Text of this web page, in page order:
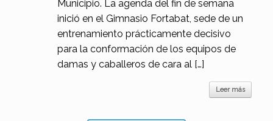
Municipio. La agenda del fin de semana
inició en el Gimnasio Fortabat, sede de un
entrenamiento prácticamente decisivo
para la conformación de los equipos de
damas y caballeros de cara al […]
Leer más